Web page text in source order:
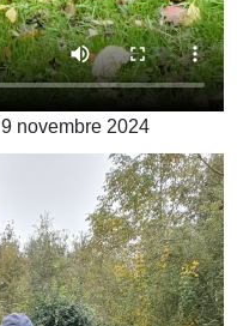
novembre 2024